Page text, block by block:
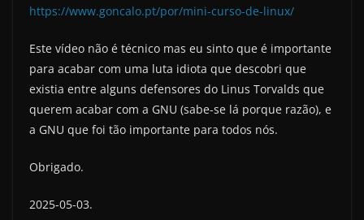
https://www.goncalo.pt/por/mini-curso-de-linux/
Este vídeo não é técnico mas eu sinto que é importante
para acabar com uma luta idiota que descobri que
existia entre alguns defensores do Linus Torvalds que
querem acabar com a GNU (sabe-se lá porque razão), e
a GNU que foi tão importante para todos nós.
Obrigado.
2025-05-03.